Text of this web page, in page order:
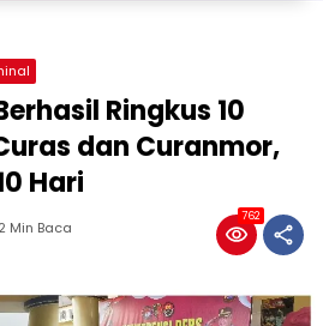
Ringkus 10
dan Curanmor,
Hari
2 Min Baca
762